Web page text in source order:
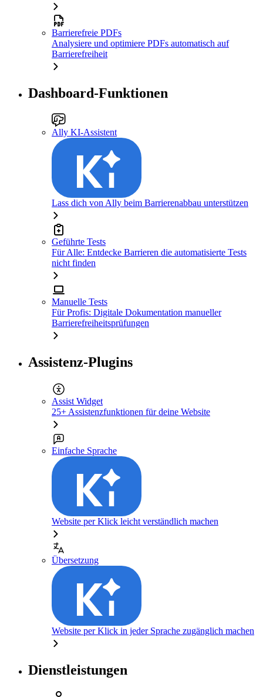
Barrierefreie PDFs
Analysiere und optimiere PDFs automatisch auf
Barrierefreiheit
Dashboard-Funktionen
Ally KI-Assistent
Lass dich von Ally beim Barrierenabbau unterstützen
Geführte Tests
Für Alle: Entdecke Barrieren die automatisierte Tests
nicht finden
Manuelle Tests
Für Profis: Digitale Dokumentation manueller
Barrierefreiheitsprüfungen
Assistenz-Plugins
Assist Widget
25+ Assistenzfunktionen für deine Website
Einfache Sprache
Website per Klick leicht verständlich machen
Übersetzung
Website per Klick in jeder Sprache zugänglich machen
Dienstleistungen